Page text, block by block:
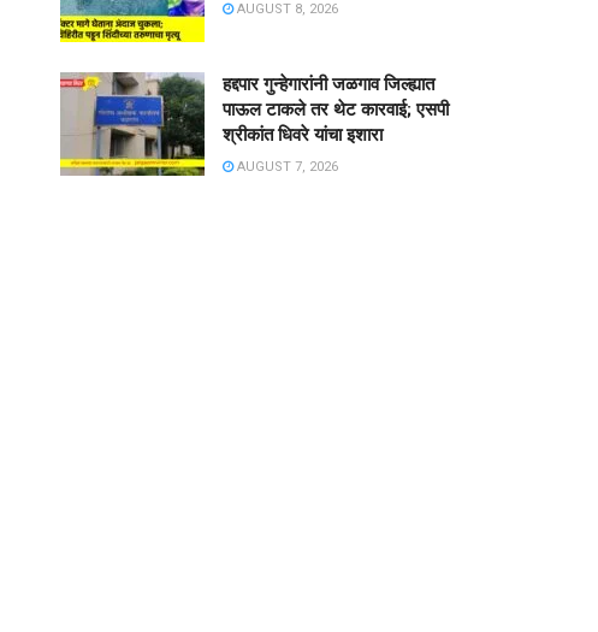
AUGUST 8, 2026
हद्दपार गुन्हेगारांनी जळगाव जिल्ह्यात
पाऊल टाकले तर थेट कारवाई; एसपी
श्रीकांत धिवरे यांचा इशारा
AUGUST 7, 2026